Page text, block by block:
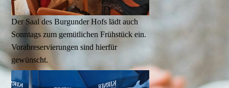
Der Saal des Burgunder Hofs lädt auch
Sonntags zum gemütlichen Frühstück ein.
Vorabreservierungen sind hierfür
gewünscht.